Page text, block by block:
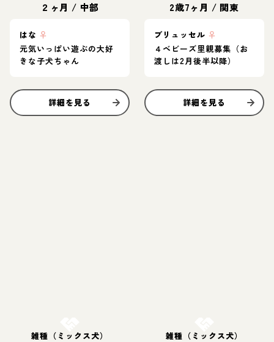
２ヶ月 / 中部
はな ♀
元気いっぱい遊ぶの大好
きな子犬ちゃん
詳細を見る
2歳7ヶ月 / 関東
ブリュッセル ♀
４ベビーズ里親募集（お
渡しは2月後半以降）
詳細を見る
雑種（ミックス犬） 雑種（ミックス犬）